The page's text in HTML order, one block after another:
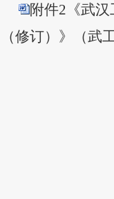
附件2《武
（修订）》（武